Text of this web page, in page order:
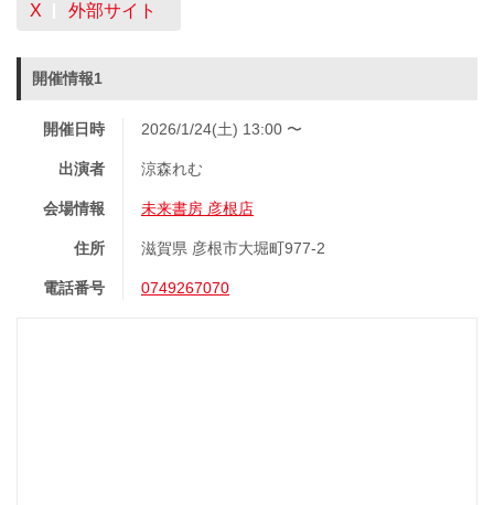
X 外部サイト
開催情報1
開催日時 2026/1/24(土) 13:00 〜
出演者 涼森れむ
会場情報 未来書房 彦根店
住所 滋賀県 彦根市大堀町977-2
電話番号 0749267070